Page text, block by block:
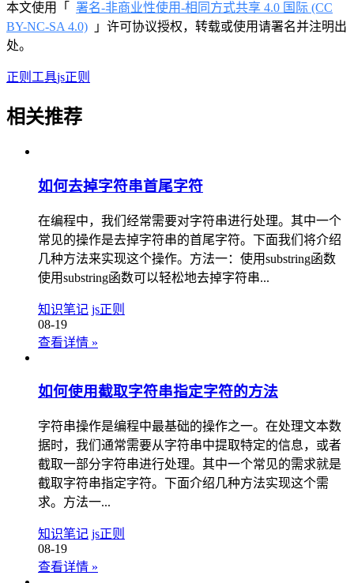
本文使用「 署名-非商业性使用-相同方式共享 4.0 国际 (CC
BY-NC-SA 4.0) 」许可协议授权，转载或使用请署名并注明出
处。
正则工具js正则
相关推荐
如何去掉字符串首尾字符
在编程中，我们经常需要对字符串进行处理。其中一个
常见的操作是去掉字符串的首尾字符。下面我们将介绍
几种方法来实现这个操作。方法一：使用substring函数
使用substring函数可以轻松地去掉字符串...
知识笔记 js正则
08-19
查看详情 »
如何使用截取字符串指定字符的方法
字符串操作是编程中最基础的操作之一。在处理文本数
据时，我们通常需要从字符串中提取特定的信息，或者
截取一部分字符串进行处理。其中一个常见的需求就是
截取字符串指定字符。下面介绍几种方法实现这个需
求。方法一...
知识笔记 js正则
08-19
查看详情 »